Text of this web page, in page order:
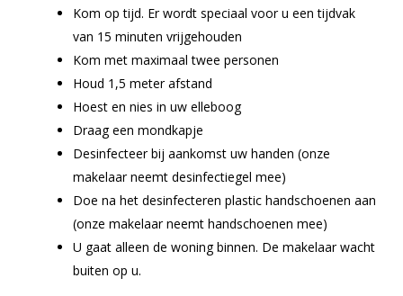
Kom op tijd. Er wordt speciaal voor u een tijdvak
van 15 minuten vrijgehouden
Kom met maximaal twee personen
Houd 1,5 meter afstand
Hoest en nies in uw elleboog
Draag een mondkapje
Desinfecteer bij aankomst uw handen (onze
makelaar neemt desinfectiegel mee)
Doe na het desinfecteren plastic handschoenen aan
(onze makelaar neemt handschoenen mee)
U gaat alleen de woning binnen. De makelaar wacht
buiten op u.